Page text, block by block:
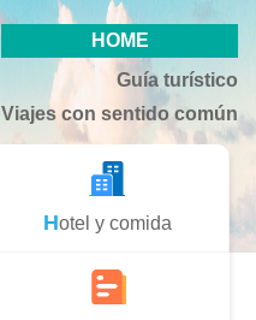
HOME
Guía turístico
Viajes con sentido común
Hotel y comida